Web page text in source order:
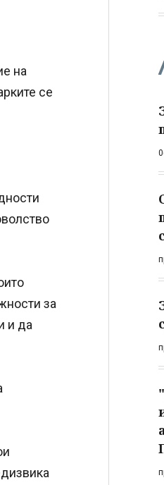
на
се
за
и да